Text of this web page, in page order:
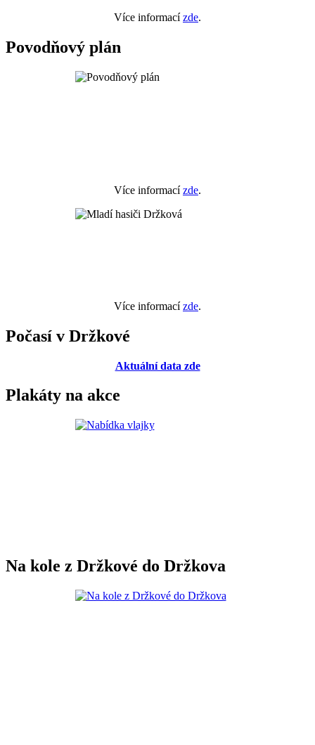
Více informacízde.
Povodňový plán
Více informacízde.
Více informacízde.
Počasí v Držkové
Aktuální data zde
Plakáty na akce
Na kole z Držkové do Držkova